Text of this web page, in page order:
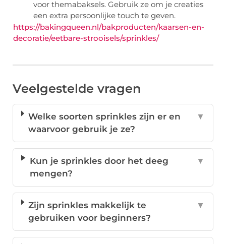
voor themabaksels. Gebruik ze om je creaties
een extra persoonlijke touch te geven.
https://bakingqueen.nl/bakproducten/kaarsen-en-
decoratie/eetbare-strooisels/sprinkles/
Veelgestelde vragen
Welke soorten sprinkles zijn er en
waarvoor gebruik je ze?
▼
Kun je sprinkles door het deeg
mengen?
▼
Zijn sprinkles makkelijk te
gebruiken voor beginners?
▼